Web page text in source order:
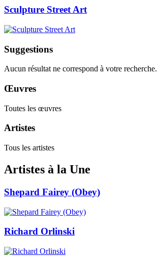
Sculpture Street Art
Suggestions
Aucun résultat ne correspond à votre recherche.
Œuvres
Toutes les œuvres
Artistes
Tous les artistes
Artistes à la Une
Shepard Fairey (Obey)
Richard Orlinski